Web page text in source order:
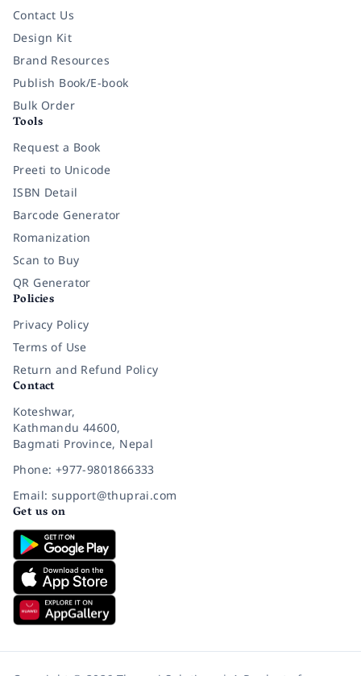
Contact Us
Design Kit
Brand Resources
Publish Book/E-book
Bulk Order
Tools
Request a Book
Preeti to Unicode
ISBN Detail
Barcode Generator
Romanization
Scan to Buy
QR Generator
Policies
Privacy Policy
Terms of Use
Return and Refund Policy
Contact
Koteshwar,
Kathmandu 44600,
Bagmati Province, Nepal
Phone: +977-9801866333
Email: support@thuprai.com
Get us on